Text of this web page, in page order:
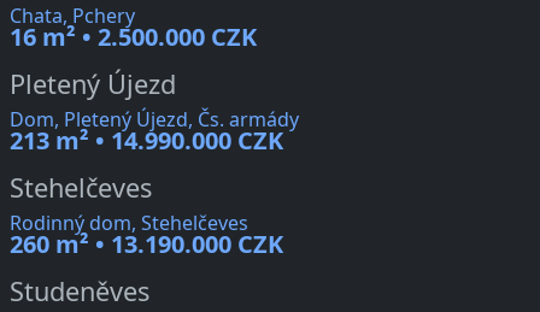
Chata, Pchery
16 m² • 2.500.000 CZK
Pletený Újezd
Dom, Pletený Újezd, Čs. armády
213 m² • 14.990.000 CZK
Stehelčeves
Rodinný dom, Stehelčeves
260 m² • 13.190.000 CZK
Studeněves